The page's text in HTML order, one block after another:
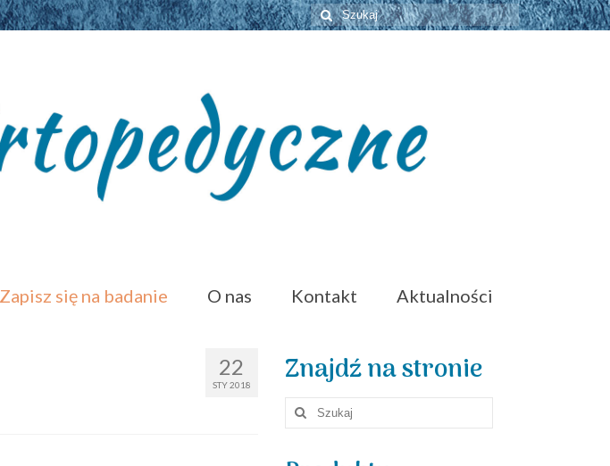
Szuklaj
w:
Zapisz się na badanie O nas Kontakt Aktualności
22
STY 2018 Znajdź na stronie
Szuklaj